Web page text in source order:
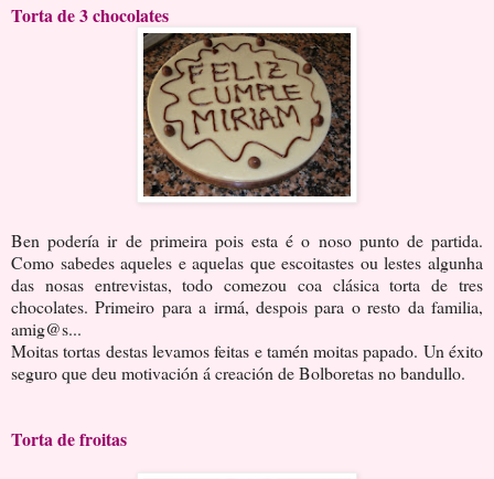
Torta de 3 chocolates
Ben podería ir de primeira pois esta é o noso punto de partida.
Como sabedes aqueles e aquelas que escoitastes ou lestes algunha
das nosas entrevistas, todo comezou coa clásica torta de tres
chocolates. Primeiro para a irmá, despois para o resto da familia,
amig@s...
Moitas tortas destas levamos feitas e tamén moitas papado. Un éxito
seguro que deu motivación á creación de Bolboretas no bandullo.
Torta de froitas